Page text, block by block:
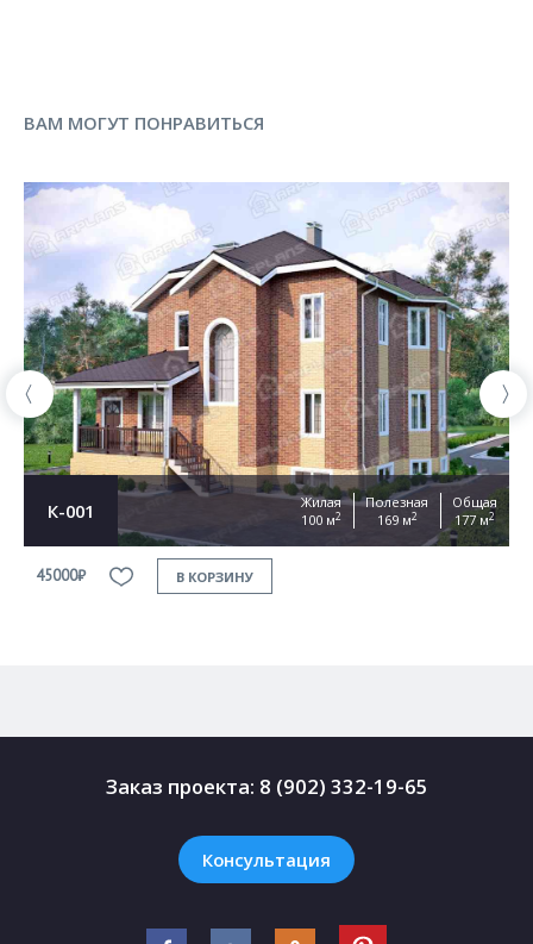
ВАМ МОГУТ ПОНРАВИТЬСЯ
К-001
Жилая
100 м2
Полезная
169 м2
Общая
177 м2
45000₽ В КОРЗИНУ
Заказ проекта: 8 (902) 332-19-65
Консультация